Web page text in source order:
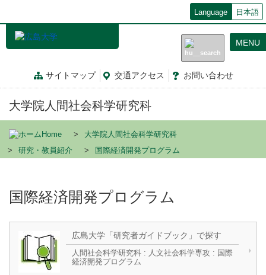
Language 日本語
サイトマップ 交通アクセス お問い合わせ
MENU
大学院人間社会科学研究科
Home
大学院人間社会科学研究科
研究・教員紹介
国際経済開発プログラム
国際経済開発プログラム
広島大学「研究者ガイドブック」で探す
人間社会科学研究科 : 人文社会科学専攻 : 国際
経済開発プログラム